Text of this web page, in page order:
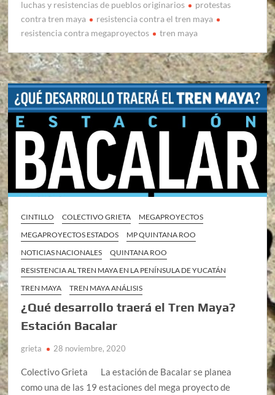
luchas y resistencias de pueblos originarios
protestas
contra tren maya
resistencia contra el tren maya
resistencia contra megaproyectos
tren maya
CINTILLO COLECTIVO GRIETA
MEGAPROYECTOS
MEGAPROYECTOS ESTADOS
MP QUINTANA ROO
NOTICIAS NACIONALES
QUINTANA ROO
RESISTENCIA AL TREN MAYA EN LA PENÍNSULA DE YUCATÁN
TREN MAYA
TREN MAYA ANÁLISIS
¿Qué desarrollo traerá el Tren Maya?
Estación Bacalar
grieta 28 noviembre, 2020
Colectivo Grieta La estación de Bacalar se planea
como una de las 19 estaciones del mega proyecto de